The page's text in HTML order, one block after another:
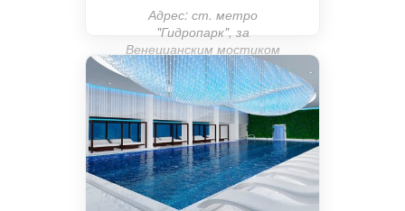
Адрес: ст. метро
"Гидропарк", за
Венецианским мостиком
прямо